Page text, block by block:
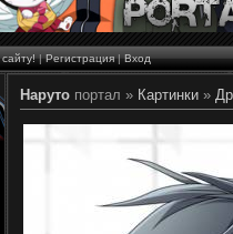
|Регистрация|Вход
Наруто портал » Картинки »